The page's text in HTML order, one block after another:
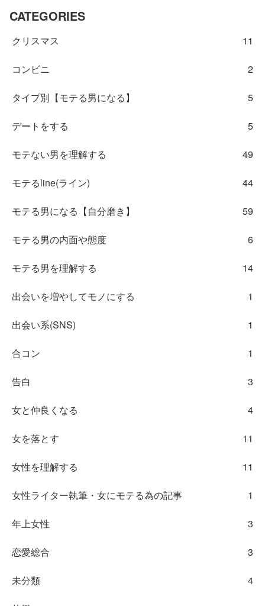
CATEGORIES
クリスマス 11
コンビニ 2
タイプ別【モテる男になる】 5
デートをする 5
モテない男を理解する 49
モテるline(ライン) 44
モテる男になる【自分磨き】 59
モテる男の内面や態度 6
モテる男を理解する 14
出会いを増やしてモノにする 1
出会い系(SNS) 1
合コン 1
告白 3
女と仲良くなる 4
女を落とす 11
女性を理解する 11
女性ライター執筆・女にモテる為の記事 1
年上女性 3
恋愛総合 3
未分類 4